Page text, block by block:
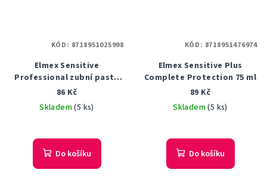
Elmex Sensitive
Professional zubní pasta
75ml
86 Kč
Skladem(5 ks)
hodnocení
produktu
Do košíku
KÓD: 8718951025998
Elmex Sensitive Plus
Complete Protection 75 ml
89 Kč
Skladem(5 ks)
Do košíku
KÓD: 8718951476974